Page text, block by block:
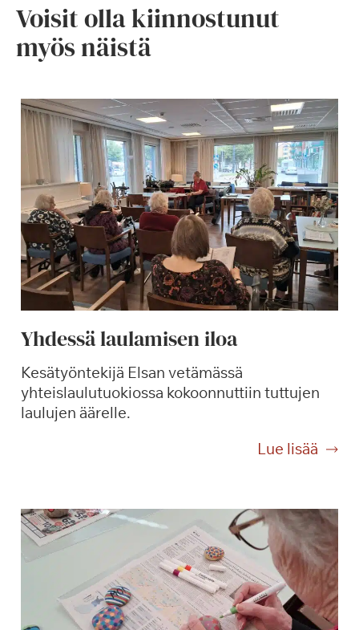
Voisit olla kiinnostunut
myös näistä
Yhdessä laulamisen iloa
Kesätyöntekijä Elsan vetämässä
yhteislaulutuokiossa kokoonnuttiin tuttujen
laulujen äärelle.
Lue lisää
Y
e
s
s
ä
l
a